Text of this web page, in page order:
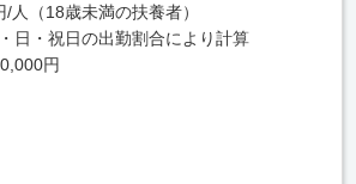
人（18歳未満の扶養者）
日・祝日の出勤割合により計算
円